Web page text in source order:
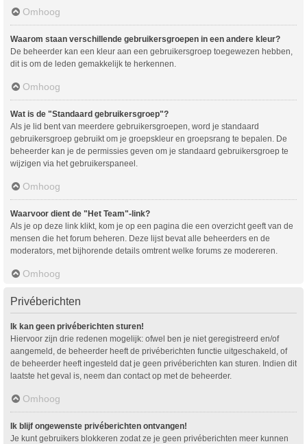
Omhoog
Waarom staan verschillende gebruikersgroepen in een andere kleur?
De beheerder kan een kleur aan een gebruikersgroep toegewezen hebben,
dit is om de leden gemakkelijk te herkennen.
Omhoog
Wat is de "Standaard gebruikersgroep"?
Als je lid bent van meerdere gebruikersgroepen, word je standaard
gebruikersgroep gebruikt om je groepskleur en groepsrang te bepalen. De
beheerder kan je de permissies geven om je standaard gebruikersgroep te
wijzigen via het gebruikerspaneel.
Omhoog
Waarvoor dient de "Het Team"-link?
Als je op deze link klikt, kom je op een pagina die een overzicht geeft van de
mensen die het forum beheren. Deze lijst bevat alle beheerders en de
moderators, met bijhorende details omtrent welke forums ze modereren.
Omhoog
Privéberichten
Ik kan geen privéberichten sturen!
Hiervoor zijn drie redenen mogelijk: ofwel ben je niet geregistreerd en/of
aangemeld, de beheerder heeft de privéberichten functie uitgeschakeld, of
de beheerder heeft ingesteld dat je geen privéberichten kan sturen. Indien dit
laatste het geval is, neem dan contact op met de beheerder.
Omhoog
Ik blijf ongewenste privéberichten ontvangen!
Je kunt gebruikers blokkeren zodat ze je geen privéberichten meer kunnen